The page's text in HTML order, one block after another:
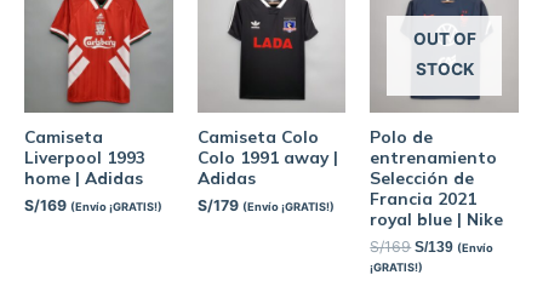
Camiseta
Liverpool 1993
home | Adidas
S/169 (Envío ¡GRATIS!)
Camiseta Colo
Colo 1991 away |
Adidas
S/179 (Envío ¡GRATIS!)
OUT OF
STOCK
Polo de
entrenamiento
Selección de
Francia 2021
royal blue | Nike
S/169 S/139 (Envío
¡GRATIS!)